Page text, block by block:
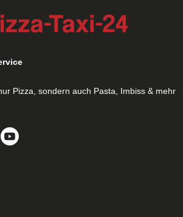
Pizza, sondern auch Pasta, Imbiss & mehr